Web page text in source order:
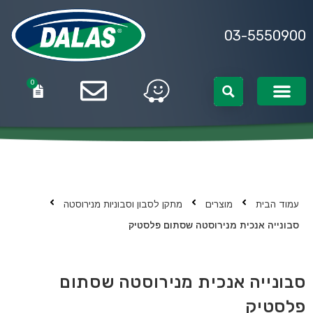
03-5550900
0
עמוד הבית מוצרים
מתקן לסבון וסבוניות מנירוסטה
סבונייה אנכית מנירוסטה שסתום פלסטיק
סבונייה אנכית מנירוסטה שסתום
פלסטיק